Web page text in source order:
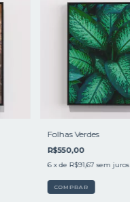
Folhas Verdes
R$550,00
6 x de R$91,67 sem juros
COMPRAR